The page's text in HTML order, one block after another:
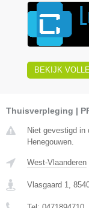
BEKIJK
Thuisverpleging |
Niet gevestigd in
Henegouwen.
West-Vlaanderen
Vlasgaard 1